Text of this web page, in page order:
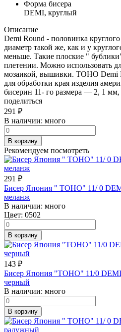
Форма бисера
DEMI, круглый
Описание
Demi Round - половинка
диаметр такой же, как и у
меньше. Такие плоские "
плетении. Можно использовать
мозаикой, вышивки. TOHO Demi
для обработки края изделия
бисерин 11- го размера — 2, 1
поделиться
291 ₽
В наличии: много
В корзину
Рекомендуем посмотреть
291 ₽
Бисер Япония " TOHO" 11/ 0
меланж
В наличии: много
Цвет: 0502
В корзину
143 ₽
Бисер Япония "TOHO" 11/0
черный
В наличии: много
В корзину